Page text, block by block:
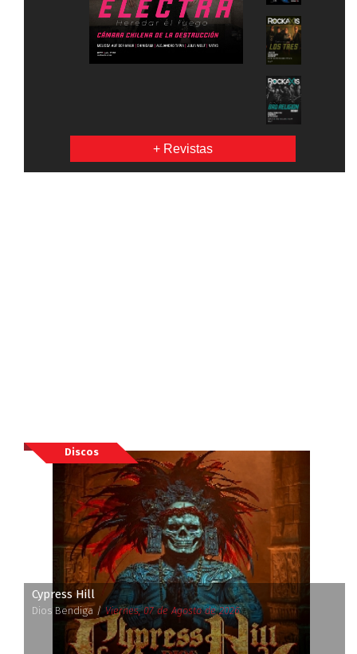
+ Revistas
Discos
Cypress Hill
Dios Bendiga / Viernes, 07 de Agosto de 2026